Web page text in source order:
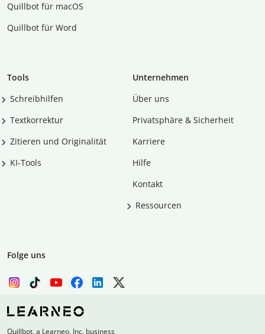
Quillbot für macOS
Quillbot für Word
Tools
Schreibhilfen
Textkorrektur
Zitieren und Originalität
KI-Tools
Unternehmen
Über uns
Privatsphäre & Sicherheit
Karriere
Hilfe
Kontakt
Ressourcen
Folge uns
Quillbot, a Learneo, Inc. business